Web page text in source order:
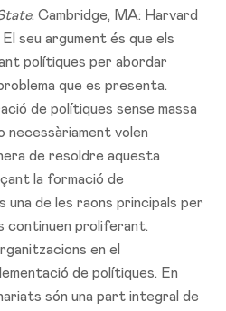
. Cambridge, MA: Harvard
seu argument és que els
polítiques per abordar
que es presenta.
de polítiques sense massa
necessàriament volen
de resoldre aquesta
la formació de
de les raons principals per
continuen proliferant.
en el
de polítiques. En
són una part integral de